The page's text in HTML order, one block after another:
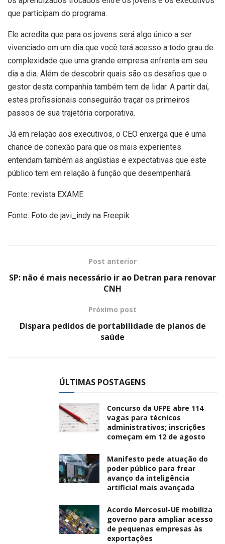
que participam do programa.
Ele acredita que para os jovens será algo único a ser
vivenciado em um dia que você terá acesso a todo grau de
complexidade que uma grande empresa enfrenta em seu
dia a dia. Além de descobrir quais são os desafios que o
gestor desta companhia também tem de lidar. A partir daí,
estes profissionais conseguirão traçar os primeiros
passos de sua trajetória corporativa.
Já em relação aos executivos, o CEO enxerga que é uma
chance de conexão para que os mais experientes
entendam também as angústias e expectativas que este
público tem em relação à função que desempenhará.
Fonte: revista EXAME
Fonte: Foto de javi_indy na Freepik
Post anterior
SP: não é mais necessário ir ao Detran para renovar
CNH
Próximo post
Dispara pedidos de portabilidade de planos de
saúde
ÚLTIMAS POSTAGENS
Concurso da UFPE abre 114
vagas para técnicos
administrativos; inscrições
começam em 12 de agosto
Manifesto pede atuação do
poder público para frear
avanço da inteligência
artificial mais avançada
Acordo Mercosul-UE mobiliza
governo para ampliar acesso
de pequenas empresas às
exportações